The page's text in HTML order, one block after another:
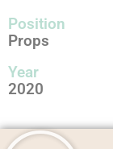
Position
Props
Year
2020